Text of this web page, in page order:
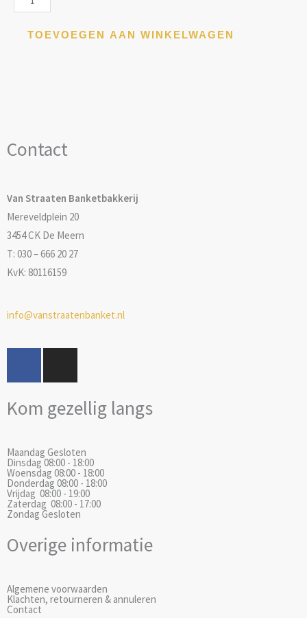
TOEVOEGEN AAN WINKELWAGEN
Contact
Van Straaten Banketbakkerij
Mereveldplein 20
3454 CK De Meern
T: 030 – 666 20 27
KvK: 80116159
info@vanstraatenbanket.nl
F
c
e
o
k
I
s
t
r
a
m
Kom gezellig langs
Maandag Gesloten
Dinsdag08:00 - 18:00
Woensdag 08:00 - 18:00
Donderdag 08:00 - 18:00
Vrijdag 08:00 - 19:00
Zaterdag 08:00 - 17:00
Zondag Gesloten
Overige informatie
Algemene voorwaarden
Klachten, retourneren & annuleren
Contact